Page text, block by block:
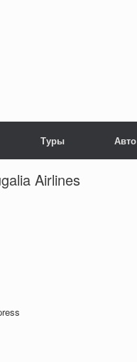
Туры Авто
Airlines